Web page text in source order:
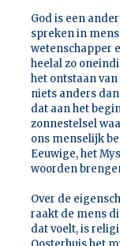
God is een
spreken in
wetenschapper
heelal zo
het ontstaan
niets anders
dat aan het
zonnestelsel
ons menselijk
Eeuwige, het
woorden
Over de
raakt de mens
dat voelt, is